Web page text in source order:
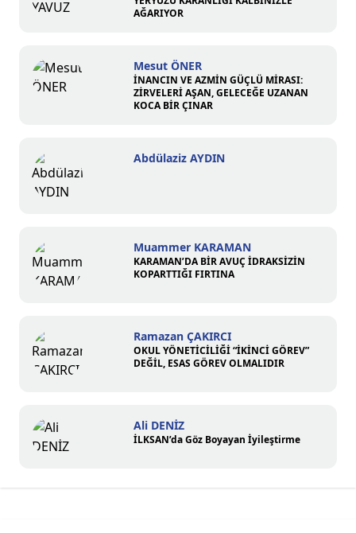
AĞARIYOR
Mesut ÖNER
İNANCIN VE AZMİN GÜÇLÜ MİRASI:
ZİRVELERİ AŞAN, GELECEĞE UZANAN
KOCA BİR ÇINAR
Abdülaziz AYDIN
Muammer KARAMAN
KARAMAN’DA BİR AVUÇ İDRAKSİZİN
KOPARTTIĞI FIRTINA
Ramazan ÇAKIRCI
OKUL YÖNETİCİLİĞİ “İKİNCİ GÖREV”
DEĞİL, ESAS GÖREV OLMALIDIR
Ali DENİZ
İLKSAN’da Göz Boyayan İyileştirme